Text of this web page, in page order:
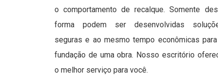
o comportamento de recalque. Somente
forma podem ser desenvolvidas
seguras e ao mesmo tempo econômicas
fundação de uma obra. Nosso escritório
o melhor serviço para você.